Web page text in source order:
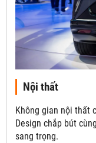
Nội thất
Không gian nội thất
Design chắp bút
sang trọng.